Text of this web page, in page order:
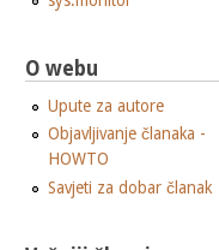
O webu
Upute za autore
Objavljivanje članaka -
HOWTO
Savjeti za dobar članak